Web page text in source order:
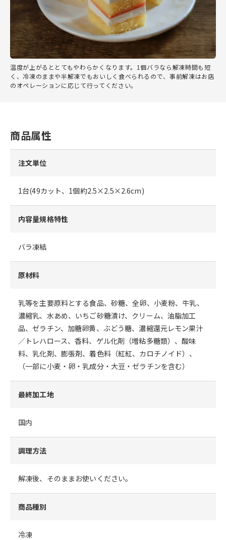
温度が上がるととてもやわらかくなります。1個バラなら解凍時間も短
く、冷凍のままや半解凍でもおいしく食べられるので、事前解凍はお店
のオペレーションに応じて行ってください。
商品属性
注文単位
1台(49カット、1個約2.5×2.5×2.6cm)
内容量規格特性
バラ凍結
原材料
乳等を主要原料とする食品、砂糖、全卵、小麦粉、牛乳、
濃縮乳、水あめ、いちご砂糖漬け、クリーム、油脂加工
品、ゼラチン、加糖卵黄、ぶどう糖、濃縮還元レモン果汁
／トレハロース、香料、ゲル化剤（増粘多糖類）、酸味
料、乳化剤、膨張剤、着色料（紅紅、カロチノイド）、
（一部に小麦・卵・乳成分・大豆・ゼラチンを含む）
最終加工地
国内
調理方法
解凍後、そのままお使いください。
商品種別
冷凍